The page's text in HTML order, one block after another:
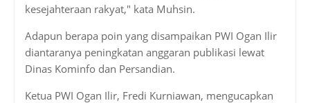
kesejahteraan rakyat," kata Muhsin.
Adapun berapa poin yang disampaikan PWI Ogan Ilir
diantaranya peningkatan anggaran publikasi lewat
Dinas Kominfo dan Persandian.
Ketua PWI Ogan Ilir, Fredi Kurniawan, mengucapkan